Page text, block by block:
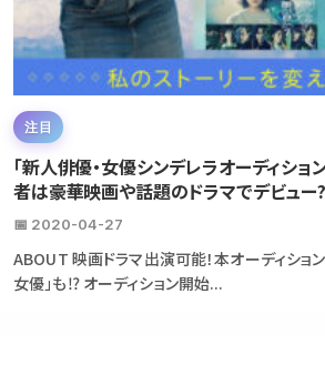
注目
「新人俳優・女優シンデレラオーディシ
者は豪華映画や話題のドラマでデビュー
📅 2020-04-27
ABOUT 映画ドラマ出演可能！本オーディショ
女優」も⁉ オーディション開始...